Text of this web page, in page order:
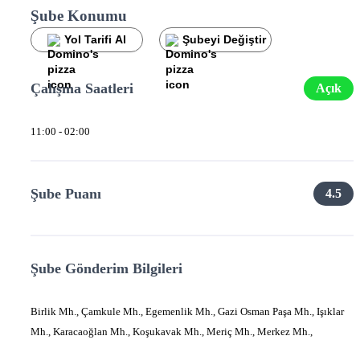
Şube Konumu
Yol Tarifi Al Şubeyi Değiştir
Çalışma Saatleri Açık
11:00 - 02:00
Şube Puanı 4.5
Şube Gönderim Bilgileri
Birlik Mh., Çamkule Mh., Egemenlik Mh., Gazi Osman Paşa Mh., Işıklar
Mh., Karacaoğlan Mh., Koşukavak Mh., Meriç Mh., Merkez Mh.,